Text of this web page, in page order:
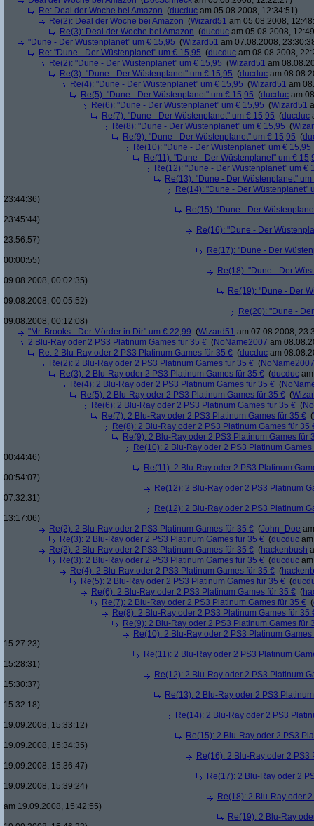
Re: Deal der Woche bei Amazon (ducduc am 05.08.2008, 12:34:51)
Re(2): Deal der Woche bei Amazon (Wizard51 am 05.08.2008,
Re(3): Deal der Woche bei Amazon (ducduc am 05.08.2008,
"Dune - Der Wüstenplanet" um € 15,95 (Wizard51 am 07.08.2008,
Re: "Dune - Der Wüstenplanet" um € 15,95 (ducduc am 08.08.2008,
Re(2): "Dune - Der Wüstenplanet" um € 15,95 (Wizard51 am
Re(3): "Dune - Der Wüstenplanet" um € 15,95 (ducduc am
Re(4): "Dune - Der Wüstenplanet" um € 15,95 (Wizard51 am
Re(5): "Dune - Der Wüstenplanet" um € 15,95 (ducduc am
Re(6): "Dune - Der Wüstenplanet" um € 15,95 (Wizard51
Re(7): "Dune - Der Wüstenplanet" um € 15,95 (ducduc
Re(8): "Dune - Der Wüstenplanet" um € 15,95 (
Re(9): "Dune - Der Wüstenplanet" um € 15,95 (
Re(10): "Dune - Der Wüstenplanet" um € 15,95
Re(11): "Dune - Der Wüstenplanet" um €
Re(12): "Dune - Der Wüstenplanet" um €
Re(13): "Dune - Der Wüstenplanet"
Re(14): "Dune - Der Wüstenplanet"
23:44:36)
Re(15): "Dune - Der
23:45:44)
Re(16): "Dune - Der
23:56:57)
Re(17): "Dune - Der
00:00:55)
Re(18): "Dune - Der
09.08.2008, 00:02:35)
Re(19): "Dune - Der
09.08.2008, 00:05:52)
Re(20): "Dune -
09.08.2008, 00:12:08)
"Mr. Brooks - Der Mörder in Dir" um € 22,99 (Wizard51 am 07.08.2008,
2 Blu-Ray oder 2 PS3 Platinum Games für 35 € (NoName2007 am
Re: 2 Blu-Ray oder 2 PS3 Platinum Games für 35 € (ducduc am
Re(2): 2 Blu-Ray oder 2 PS3 Platinum Games für 35 € (NoName2007
Re(3): 2 Blu-Ray oder 2 PS3 Platinum Games für 35 € (ducduc
Re(4): 2 Blu-Ray oder 2 PS3 Platinum Games für 35 € (
Re(5): 2 Blu-Ray oder 2 PS3 Platinum Games für 35 € (
Re(6): 2 Blu-Ray oder 2 PS3 Platinum Games für 35 € (
Re(7): 2 Blu-Ray oder 2 PS3 Platinum Games für 35 € (
Re(8): 2 Blu-Ray oder 2 PS3 Platinum Games für 35
Re(9): 2 Blu-Ray oder 2 PS3 Platinum Games für
Re(10): 2 Blu-Ray oder 2 PS3 Platinum Games
00:44:46)
Re(11): 2 Blu-Ray oder 2 PS3 Platinum
00:54:07)
Re(12): 2 Blu-Ray oder 2 PS3 Platinum
07:32:31)
Re(12): 2 Blu-Ray oder 2 PS3 Platinum
13:17:06)
Re(2): 2 Blu-Ray oder 2 PS3 Platinum Games für 35 € (John_Doe
Re(3): 2 Blu-Ray oder 2 PS3 Platinum Games für 35 € (ducduc
Re(2): 2 Blu-Ray oder 2 PS3 Platinum Games für 35 € (hackenbush
Re(3): 2 Blu-Ray oder 2 PS3 Platinum Games für 35 € (ducduc
Re(4): 2 Blu-Ray oder 2 PS3 Platinum Games für 35 € (
Re(5): 2 Blu-Ray oder 2 PS3 Platinum Games für 35 € (
Re(6): 2 Blu-Ray oder 2 PS3 Platinum Games für 35 € (
Re(7): 2 Blu-Ray oder 2 PS3 Platinum Games für 35 € (
Re(8): 2 Blu-Ray oder 2 PS3 Platinum Games für 35
Re(9): 2 Blu-Ray oder 2 PS3 Platinum Games für
Re(10): 2 Blu-Ray oder 2 PS3 Platinum Games
15:27:23)
Re(11): 2 Blu-Ray oder 2 PS3 Platinum
15:28:31)
Re(12): 2 Blu-Ray oder 2 PS3 Platinum
15:30:37)
Re(13): 2 Blu-Ray oder 2 PS3
15:32:18)
Re(14): 2 Blu-Ray oder 2 PS3
19.09.2008, 15:33:12)
Re(15): 2 Blu-Ray oder 2 PS3
19.09.2008, 15:34:35)
Re(16): 2 Blu-Ray oder 2 PS3
19.09.2008, 15:36:47)
Re(17): 2 Blu-Ray oder 2
19.09.2008, 15:39:24)
Re(18): 2 Blu-Ray oder
am 19.09.2008, 15:42:55)
Re(19): 2 Blu-Ray